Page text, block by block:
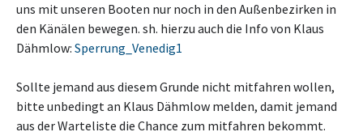
uns mit unseren Booten nur noch in den Außenbezirken in
den Känälen bewegen. sh. hierzu auch die Info von Klaus
Dähmlow: Sperrung_Venedig1
Sollte jemand aus diesem Grunde nicht mitfahren wollen,
bitte unbedingt an Klaus Dähmlow melden, damit jemand
aus der Warteliste die Chance zum mitfahren bekommt.